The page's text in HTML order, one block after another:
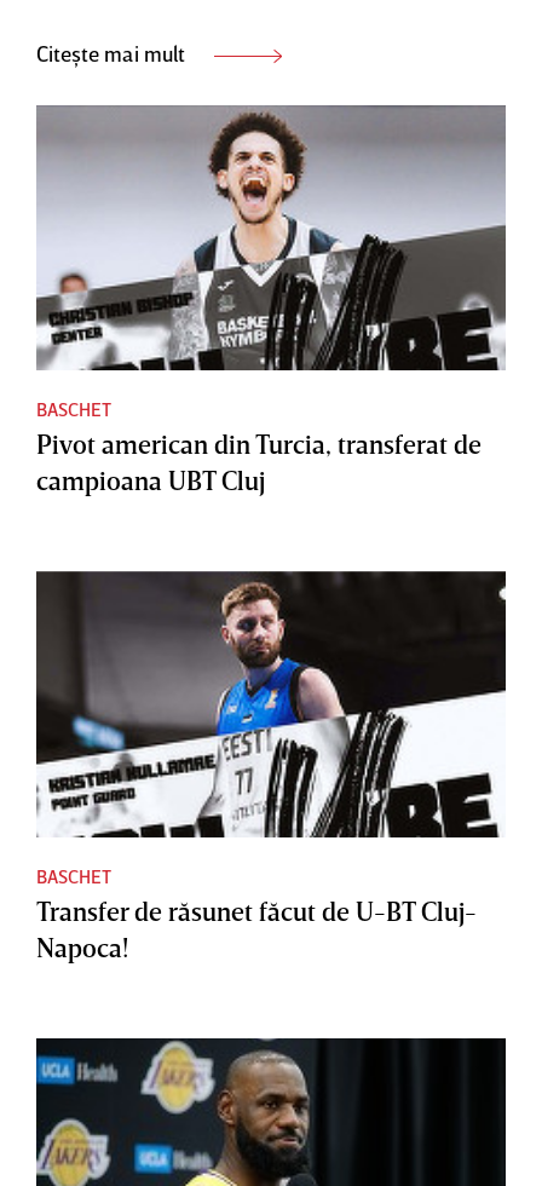
Citește mai mult
BASCHET
Pivot american din Turcia, transferat de
campioana UBT Cluj
BASCHET
Transfer de răsunet făcut de U-BT Cluj-
Napoca!